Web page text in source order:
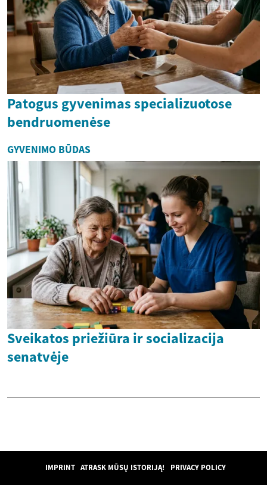
Patogus gyvenimas specializuotose
bendruomenėse
GYVENIMO BŪDAS
Sveikatos priežiūra ir socializacija
senatvėje
IMPRINT ATRASK MŪSŲ ISTORIJĄ! PRIVACY POLICY